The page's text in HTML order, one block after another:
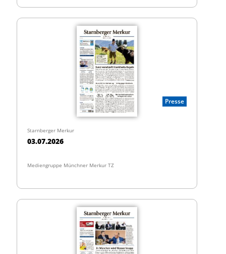
Presse
Starnberger Merkur
03.07.2026
Mediengruppe Münchner Merkur TZ